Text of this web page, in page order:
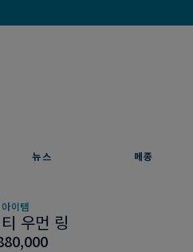
뉴스 메종
이템
우먼 링